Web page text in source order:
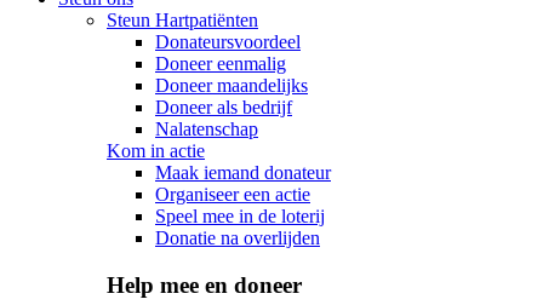
Steun Hartpatiënten
Donateursvoordeel
Doneer eenmalig
Doneer maandelijks
Doneer als bedrijf
Nalatenschap
Kom in actie
Maak iemand donateur
Organiseer een actie
Speel mee in de loterij
Donatie na overlijden
Help mee en doneer